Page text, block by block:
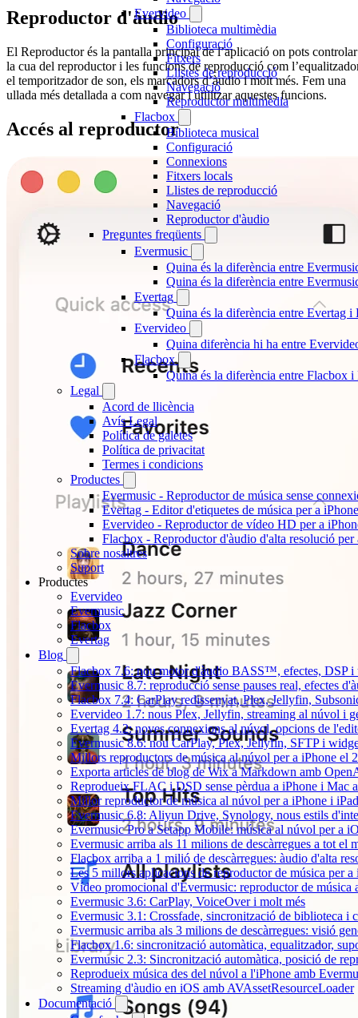
Evervideo
Biblioteca multimèdia
Configuració
Fitxers
Llistes de reproducció
Navegació
Reproductor multimèdia
Flacbox
Biblioteca musical
Configuració
Connexions
Fitxers locals
Llistes de reproducció
Navegació
Reproductor d'àudio
Preguntes freqüents
Evermusic
Quina és la diferència entre
Quina és la diferència entre
Evertag
Quina és la diferència entre Evertag i
Evervideo
Quina diferència hi ha entre
Flacbox
Quina és la diferència entre Flacbox
Legal
Acord de llicència
Avís Legal
Política de galetes
Política de privacitat
Termes i condicions
Productes
Evermusic - Reproductor de música sense
Evertag - Editor d'etiquetes de música per a
Evervideo - Reproductor de vídeo HD per a
Flacbox - Reproductor d'àudio d'alta resolució
Sobre nosaltres
Suport
Productes
Evervideo
Evermusic
Flacbox
Evertag
Blog
Flacbox 7.6: nou motor d'àudio BASS™, efectes, DSP i
Evermusic 8.7: reproducció sense pauses real, efectes
Flacbox 7.4: CarPlay redissenyat, Plex, Jellyfin,
Evervideo 1.7: nous Plex, Jellyfin, streaming al núvol i
Evertag 4.2: noves connexions al núvol, opcions de
Evermusic 8.6: nou CarPlay, Plex, Jellyfin, SFTP i
Millors reproductors de música al núvol per a iPhone el
Exporta articles de blog de Wix a Markdown amb
Reprodueix FLAC i DSD sense pèrdua a iPhone i Mac
Millor reproductor de música al núvol per a iPhone i iPad
Evermusic 6.8: Aliyun Drive, Synology, nous estils
Evermusic Pro a Setapp Mobile: música al núvol per a
Evermusic arriba als 11 milions de descàrregues a tot el
Flacbox arriba a 1 milió de descàrregues: àudio d'alta
Les 5 millors aplicacions de reproductor de música per a
Vídeo promocional d'Evermusic: reproductor de música
Evermusic 3.6: CarPlay, VoiceOver i molt més
Evermusic 3.1: Crossfade, sincronització de biblioteca i
Evermusic arriba als 3 milions de descàrregues: visió
Flacbox 1.6: sincronització automàtica, equalitzador,
Evermusic 2.3: Sincronització automàtica, posició de
Reprodueix música des del núvol a l'iPhone amb
Streaming d'àudio en iOS amb AVAssetResourceLoader
Documentació
Reproductor d'àudio
El Reproductor és la pantalla principal de l’aplicació on pots controlar
la cua del reproductor i les funcions de reproducció com
el temporitzador de son, els marcadors d’àudio i molt més. Fem una
ullada més detallada a com navegar i utilitzar aquestes funcions.
Accés al reproductor